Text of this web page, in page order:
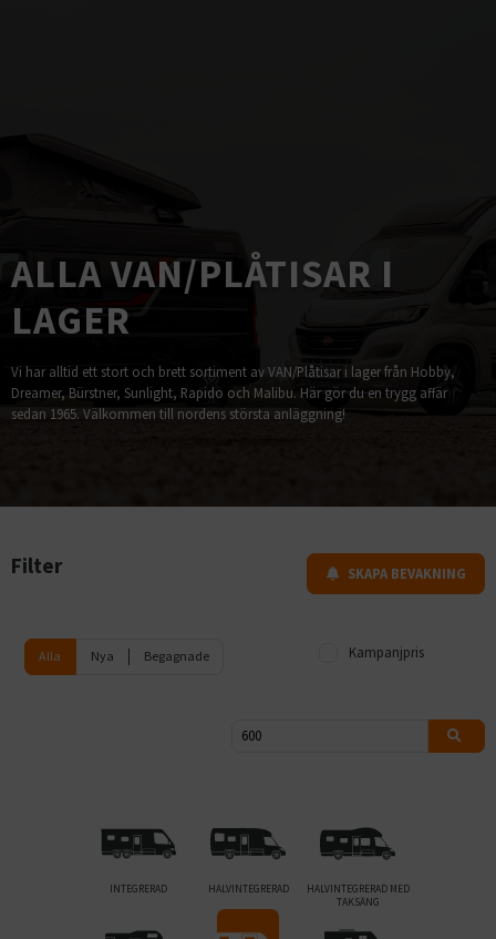
ALLA VAN/PLÅTISAR I
LAGER
Vi har alltid ett stort och brett sortiment av VAN/Plåtisar i lager från Hobby,
Dreamer, Bürstner, Sunlight, Rapido och Malibu. Här gör du en trygg affär
sedan 1965. Välkommen till nordens största anläggning!
Filter SKAPA BEVAKNING
Alla Nya Begagnade Kampanjpris
INTEGRERAD HALVINTEGRERAD
HALVINTEGRERAD MED
TAKSÄNG